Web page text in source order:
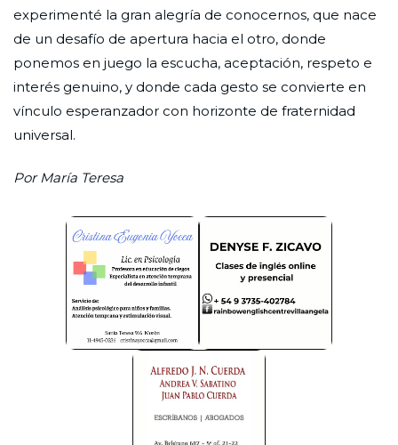
experimenté la gran alegría de conocernos, que nace
de un desafío de apertura hacia el otro, donde
ponemos en juego la escucha, aceptación, respeto e
interés genuino, y donde cada gesto se convierte en
vínculo esperanzador con horizonte de fraternidad
universal.
Por María Teresa